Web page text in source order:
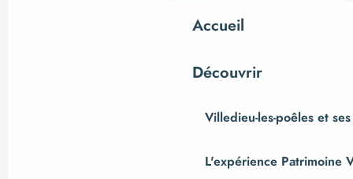
Accueil
Découvrir
Villedieu-les-poêles et
L'expérience Patrimoine